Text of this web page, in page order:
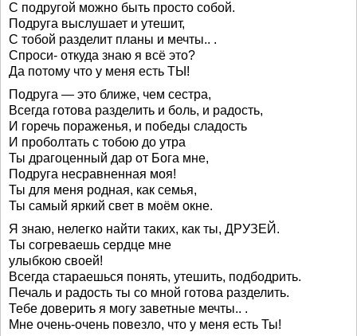
С подругой можно быть просто собой.
Подруга выслушает и утешит,
С тобой разделит планы и мечты.. .
Спроси- откуда знаю я всё это?
Да потому что у меня есть ТЫ!
Подруга — это ближе, чем сестра,
Всегда готова разделить и боль, и радость,
И горечь пораженья, и победы сладость
И проболтать с тобою до утра
Ты драгоценный дар от Бога мне,
Подруга несравненная моя!
Ты для меня родная, как семья,
Ты самый яркий свет в моём окне.
Я знаю, нелегко найти таких, как ты, ДРУЗЕЙ.
Ты согреваешь сердце мне
улыбкою своей!
Всегда стараешься понять, утешить, подбодрить.
Печаль и радость ты со мной готова разделить.
Тебе доверить я могу заветные мечты.. .
Мне очень-очень повезло, что у меня есть Ты!